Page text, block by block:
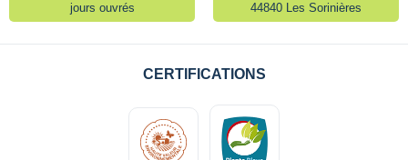
jours ouvrés
44840 Les Sorinières
CERTIFICATIONS